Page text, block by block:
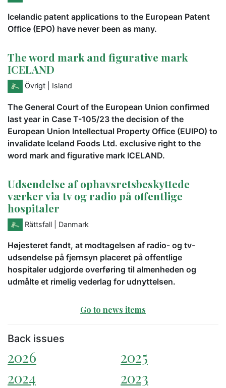
Icelandic patent applications to the European Patent
Office (EPO) have never been as many.
The word mark and figurative mark
ICELAND
Övrigt | Island
The General Court of the European Union confirmed
last year in Case T-105/23 the decision of the
European Union Intellectual Property Office (EUIPO) to
invalidate Iceland Foods Ltd. exclusive right to the
word mark and figurative mark ICELAND.
Udsendelse af ophavsretsbeskyttede
værker via tv og radio på offentlige
hospitaler
Rättsfall | Danmark
Højesteret fandt, at modtagelsen af radio- og tv-
udsendelse på fjernsyn placeret på offentlige
hospitaler udgjorde overføring til almenheden og
udmålte et rimelig vederlag for udnyttelsen.
Go to news items
Back issues
2026
2025
2024
2023